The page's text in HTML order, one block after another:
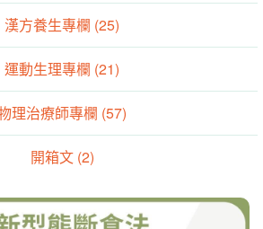
漢方養生專欄 (25)
運動生理專欄 (21)
理治療師專欄 (57)
開箱文 (2)